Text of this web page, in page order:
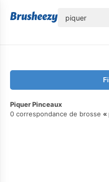
Piquer Pinceaux
0 correspondance de brosse